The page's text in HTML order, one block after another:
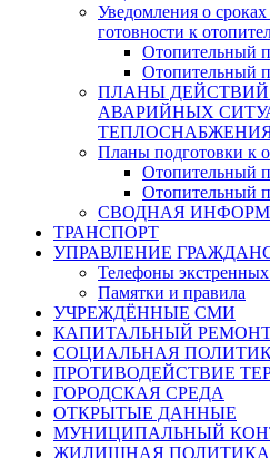
Уведомления о
готовности к
Отопительный
Отопительный
ПЛАНЫ
АВАРИЙНЫХ
Планы подготовки к
Отопительный
Отопительный
СВОДНАЯ
ТРАНСПОРТ
УПРАВЛЕНИЕ
Телефоны
Памятки и правила
УЧРЕЖДЁННЫЕ СМИ
КАПИТАЛЬНЫЙ
СОЦИАЛЬНАЯ
ПРОТИВОДЕЙСТВИЕ
ГОРОДСКАЯ СРЕДА
ОТКРЫТЫЕ ДАННЫЕ
МУНИЦИПАЛЬНЫЙ
ЖИЛИЩНАЯ ПОЛИТИКА